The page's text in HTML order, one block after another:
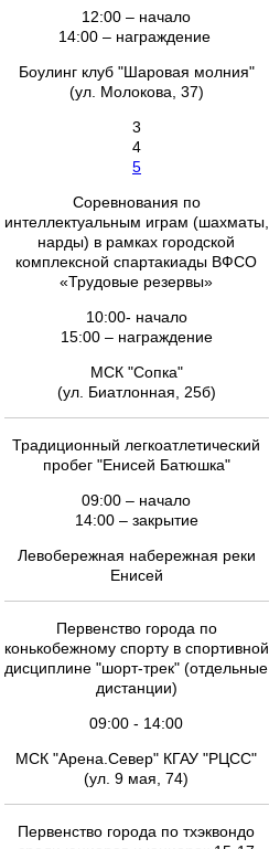
12:00 – начало
14:00 – награждение
Боулинг клуб "Шаровая молния"
(ул. Молокова, 37)
3
4
5
Соревнования по
интеллектуальным играм (шахматы,
нарды) в рамках городской
комплексной спартакиады ВФСО
«Трудовые резервы»
10:00- начало
15:00 – награждение
МСК "Сопка"
(ул. Биатлонная, 25б)
Традиционный легкоатлетический
пробег "Енисей Батюшка"
09:00 – начало
14:00 – закрытие
Левобережная набережная реки
Енисей
Первенство города по
конькобежному спорту в спортивной
дисциплине "шорт-трек" (отдельные
дистанции)
09:00 - 14:00
МСК "Арена.Север" КГАУ "РЦСС"
(ул. 9 мая, 74)
Первенство города по тхэквондо